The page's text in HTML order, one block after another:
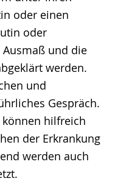
oder einen
oder
und die
werden.
und
Gespräch.
können hilfreich
der Erkrankung
werden auch